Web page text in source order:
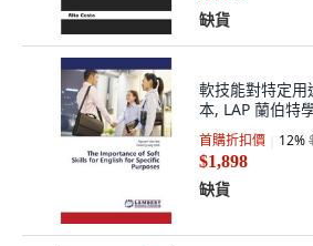
缺貨
軟技能對特定
本, LAP 蘭伯特
首購折扣價 12%
$1,898
缺貨